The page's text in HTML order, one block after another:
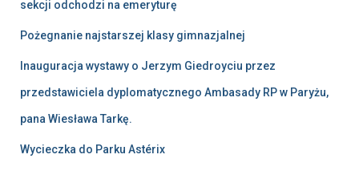
sekcji odchodzi na emeryturę
Pożegnanie najstarszej klasy gimnazjalnej
Inauguracja wystawy o Jerzym Giedroyciu przez
przedstawiciela dyplomatycznego Ambasady RP w Paryżu,
pana Wiesława Tarkę.
Wycieczka do Parku Astérix